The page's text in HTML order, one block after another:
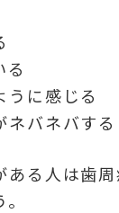
る
うに感じる
ネバネバする
ある人は歯